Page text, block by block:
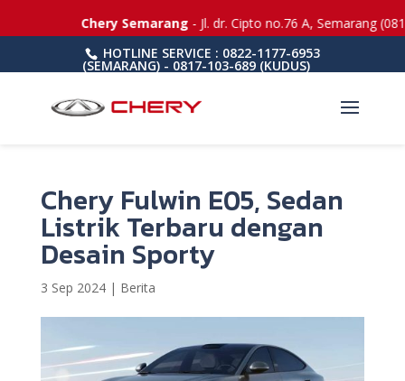
HOTLINE SERVICE : 0822-1177-6953
(SEMARANG) - 0817-103-689 (KUDUS)
Chery Fulwin E05, Sedan
Listrik Terbaru dengan
Desain Sporty
3 Sep 2024| Berita
Chery Semarang- Jl. dr. Cipto no.76 A, Semarang